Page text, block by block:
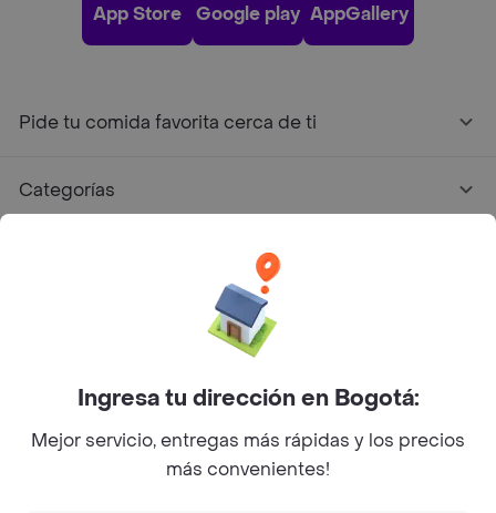
App Store Google play AppGallery
Pide tu comida favorita cerca de ti
Categorías
Facebook
Twitter
Instagram
©2026Rappi Inc. All rights reserved.
Ingresa tu dirección en Bogotá:
Mejor servicio, entregas más rápidas y los precios
más convenientes!